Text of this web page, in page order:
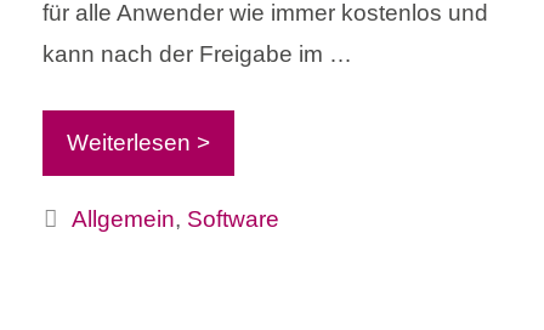
für alle Anwender wie immer kostenlos und
kann nach der Freigabe im …
Weiterlesen >
Kategorien
Allgemein, Software